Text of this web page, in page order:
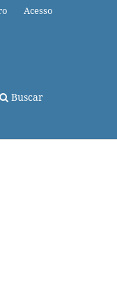
Buscar
Acesso